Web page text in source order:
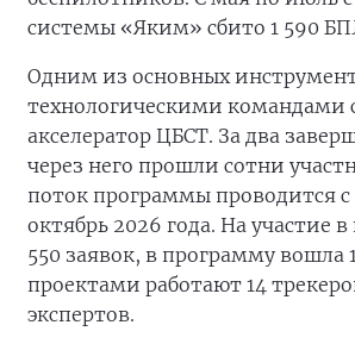
системы «Яким» сбито 1 590
Одним из основных
технологическими командами
акселератор ЦБСТ. За два
через него прошли сотни
поток программы проводится
октябрь 2026 года. На участие
550 заявок, в программу вошла
проектами работают 14
экспертов.